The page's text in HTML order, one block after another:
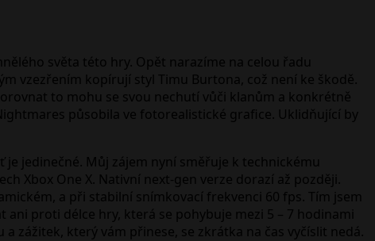
světa této hry. Opět narazíme na celou řadu
vzezřením kopírují styl Timu Burtona, což není ke škodě.
to mohu se svou nechutí vůči klanům a konkrétně
působila ve fotorealistické grafice. Uklidňující by
jedinečné. Můj zájem nyní směřuje k technickému
Xbox One X. Nativní next-gen verze dorazí až později.
a při stabilní snímkovací frekvenci 60 fps. Tím jsem
proti délce hry, která se pohybuje mezi 5 – 7 hodinami
zážitek, který vám přinese, se zkrátka na čas vyčíslit nedá.